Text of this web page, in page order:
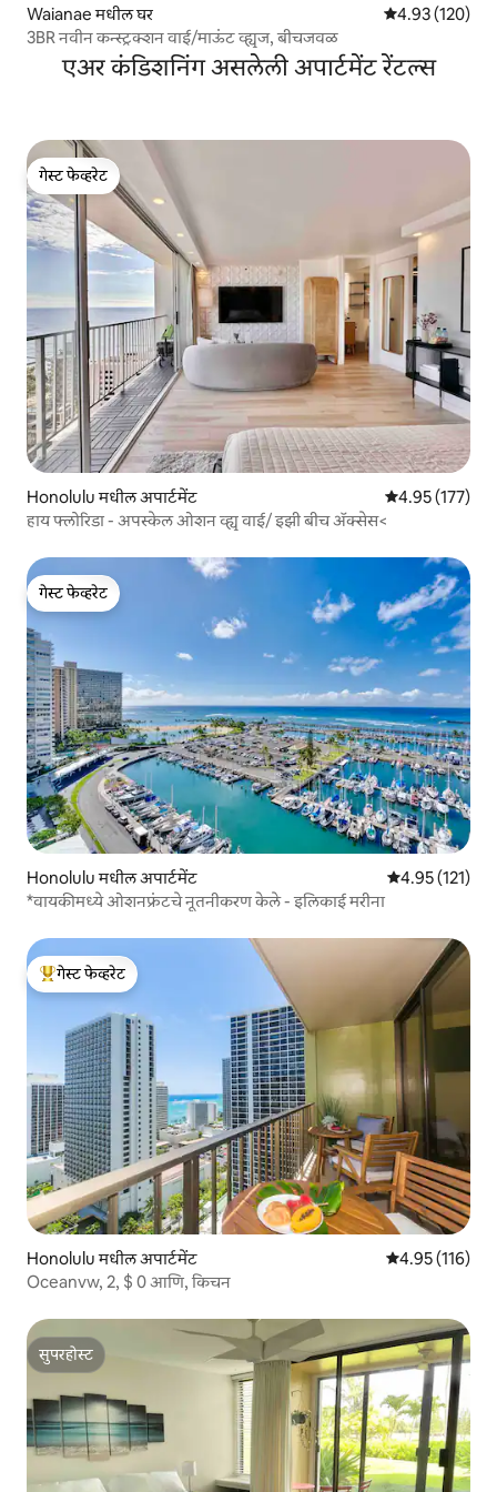
Waianae मधील घर 5 पैकी 4.93
4.93 (120)
3BR नवीन कन्स्ट्रक्शन वाई/माऊंट व्ह्यूज, बीचजवळ
एअर कंडिशनिंग असलेली अपार्टमेंट रेंटल्स
गेस्ट फेव्हरेट
गेस्ट फेव्हरेट
Honolulu मधील अपार्टमेंट 5 पैकी 4.95
4.95 (177)
हाय फ्लोरिडा - अपस्केल ओशन व्ह्यू वाई/ इझी बीच ॲक्सेस<
गेस्ट फेव्हरेट
गेस्ट फेव्हरेट
Honolulu मधील अपार्टमेंट 5 पैकी 4.95
4.95 (121)
*वायकीमध्ये ओशनफ्रंटचे नूतनीकरण केले - इलिकाई मरीना
टॉप गेस्ट फेव्हरेट
गेस्ट फेव्हरेट
Honolulu मधील अपार्टमेंट 5 पैकी 4.95
4.95 (116)
Oceanvw, 2, $ 0 आणि, किचन
सुपरहोस्ट
सुपरहोस्ट